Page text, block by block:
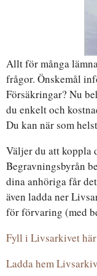
Allt för många
frågor. Önskemål
Försäkringar? Nu
du enkelt och
Du kan när som
Väljer du att
Begravningsbyrån
dina anhöriga får
även ladda ner
för förvaring (med
Fyll i Livsarkivet
Ladda hem